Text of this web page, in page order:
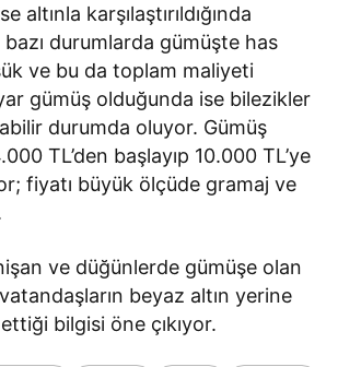
altınla karşılaştırıldığında
durumlarda gümüşte has
ve bu da toplam maliyeti
gümüş olduğunda ise bilezikler
durumda oluyor. Gümüş
TL’den başlayıp 10.000 TL’ye
fiyatı büyük ölçüde gramaj ve
ve düğünlerde gümüşe olan
beyaz altın yerine
bilgisi öne çıkıyor.